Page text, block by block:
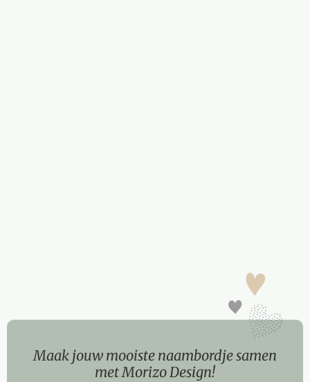
Maak jouw mooiste naambordje samen
met Morizo Design!